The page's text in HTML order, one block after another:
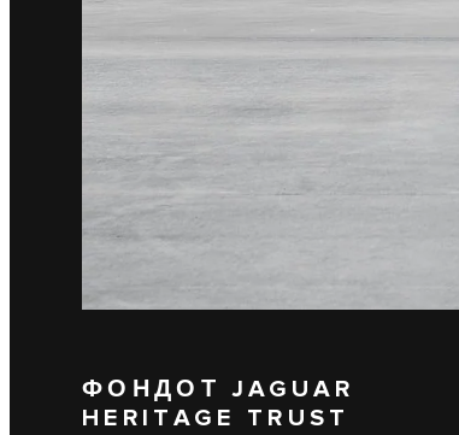
ФОНДОТ JAGUAR
HERITAGE TRUST